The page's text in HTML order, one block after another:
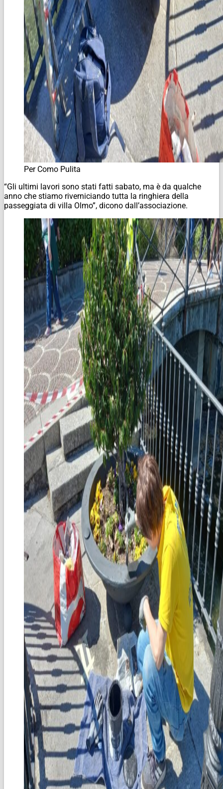
Per Como Pulita
“Gli ultimi lavori sono stati fatti sabato, ma è da qualche
anno che stiamo riverniciando tutta la ringhiera della
passeggiata di villa Olmo”, dicono dall’associazione.